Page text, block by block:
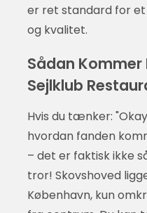
er ret standard for
og kvalitet.
Sådan Kommer
Sejlklub
Hvis du tænker:
hvordan fanden
– det er faktisk ikke
tror! Skovshoved
København, kun